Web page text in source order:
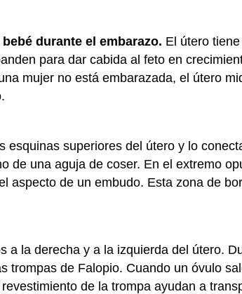
durante el embarazo. El útero
para dar cabida al feto en
mujer no está embarazada, el útero
esquinas superiores del útero y lo
de una aguja de coser. En el extremo
aspecto de un embudo. Esta zona de
a la derecha y a la izquierda del útero.
trompas de Falopio. Cuando un óvulo
de la trompa ayudan a